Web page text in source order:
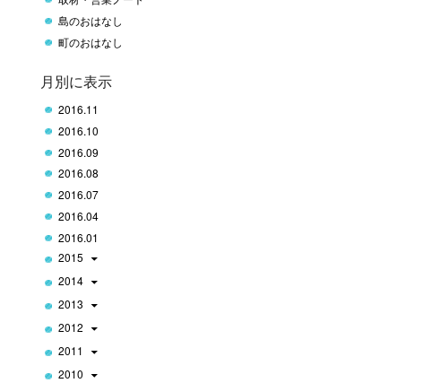
島のおはなし
町のおはなし
月別に表示
2016.11
2016.10
2016.09
2016.08
2016.07
2016.04
2016.01
2015
2014
2013
2012
2011
2010